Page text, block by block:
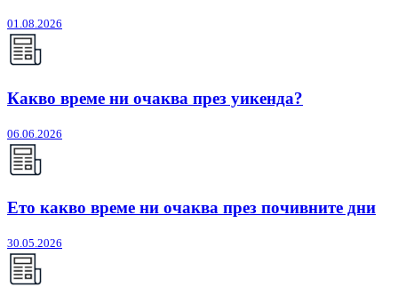
01.08.2026
Какво време ни очаква през уикенда?
06.06.2026
Ето какво време ни очаква през почивните дни
30.05.2026